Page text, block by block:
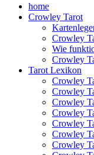
Primäres
Menü
Zum
Inhalt
home
Crowley Tarot
Crowley
Wie
Crowley
Tarot Lexikon
Crowley
Crowley
Crowley
Crowley
Crowley
Crowley
Crowley